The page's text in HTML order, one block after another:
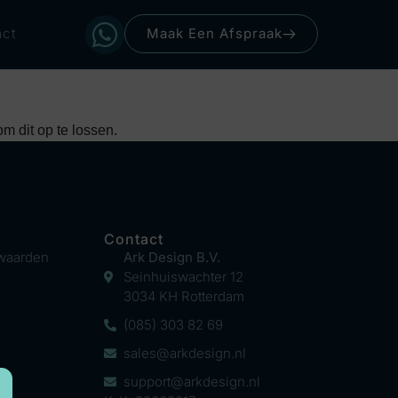
Maak Een Afspraak
dit op te lossen.
Contact
Ark Design B.V.
Seinhuiswachter 12
3034 KH Rotterdam
(085) 303 82 69
sales@arkdesign.nl
support@arkdesign.nl